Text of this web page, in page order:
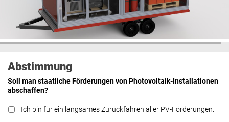
Abstimmung
Soll man staatliche Förderungen von Photovoltaik-Installationen
abschaffen?
Ich bin für ein langsames Zurückfahren aller PV-Förderungen.